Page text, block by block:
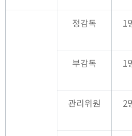
정감독 1
부감독 1
관리위원 2